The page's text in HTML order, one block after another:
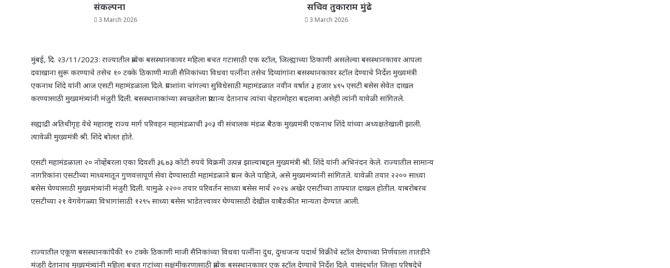
संकल्पना
3 March 2026
सचिव तुकाराम मुंढे
3 March 2026
मुंबई, दि. २3/11/2023: राज्यातील प्रत्येक बसस्थानकावर महिला बचत गटासाठी एक स्टॉल, जिल्ह्याच्या ठिकाणी असलेल्या बसस्थानकावर आपला
दवाखाना सुरू करण्याचे तसेच १० टक्के ठिकाणी माजी सैनिकांच्या विधवा पत्नींना तसेच दिव्यांगांना बसस्थानकावर स्टॉल देण्याचे निर्देश मुख्यमंत्री
एकनाथ शिंदे यांनी आज एसटी महामंडळाला दिले. प्रवाशांना चांगल्या सुविधेसाठी महामंडळात नवीन वर्षात ३ हजार ४९५ एसटी बसेस सेवेत दाखल
करण्यासाठी मुख्यमंत्र्यांनी मंजुरी दिली. बसस्थानाकांच्या स्वच्छतेला प्राधान्य देतानाच त्यांचा चेहरामोहरा बदलावा असेही त्यांनी यावेळी सांगितले.
सह्याद्री अतिथीगृह येथे महाराष्ट्र राज्य मार्ग परिवहन महामंडळाची ३०३ वी संचालक मंडळ बैठक मुख्यमंत्री एकनाथ शिंदे यांच्या अध्यक्षतेखाली झाली.
त्यावेळी मुख्यमंत्री श्री. शिंदे बोलत होते.
एसटी महामंडळाला २० नोव्हेंबरला एका दिवशी ३६.७३ कोटी रुपये विक्रमी उत्पन्न झाल्याबद्दल मुख्यमंत्री श्री. शिंदे यांनी अभिनंदन केले. राज्यातील सामान्य
नागरिकांना एसटीच्या माध्यमातून गुणवत्तापूर्ण सेवा देण्यासाठी महामंडळाने प्रयत्न केले पाहिजे, असे मुख्यमंत्र्यांनी सांगितले. यावेळी तयार २२०० साध्या
बसेस घेण्यासाठी मुख्यमंत्र्यांनी मंजुरी दिली. यामुळे २२०० तयार परिवर्तन साध्या बसेस मार्च २०२४ अखेर एसटीच्या ताफ्यात दाखल होतील. याबरोबरच
एसटीच्या २१ वेगवेगळ्या विभागांसाठी १२९५ साध्या बसेस भाडेतत्त्वावर घेण्यासाठी देखील याबैठकीत मान्यता देण्यात आली.
राज्यातील एकूण बसस्थानकांपैकी १० टक्के ठिकाणी माजी सैनिकांच्या विधवा पत्नींना दुध, दुग्धजन्य पदार्थ विक्रीचे स्टॉल देण्याच्या निर्णयाला तातडीने
मंजुरी देतानाच मुख्यमंत्र्यांनी महिला बचत गटांच्या सक्षमीकरणासाठी प्रत्येक बसस्थानकावर एक स्टॉल देण्याचे निर्देश दिले. यासंदर्भात जिल्हा परिषदेचे